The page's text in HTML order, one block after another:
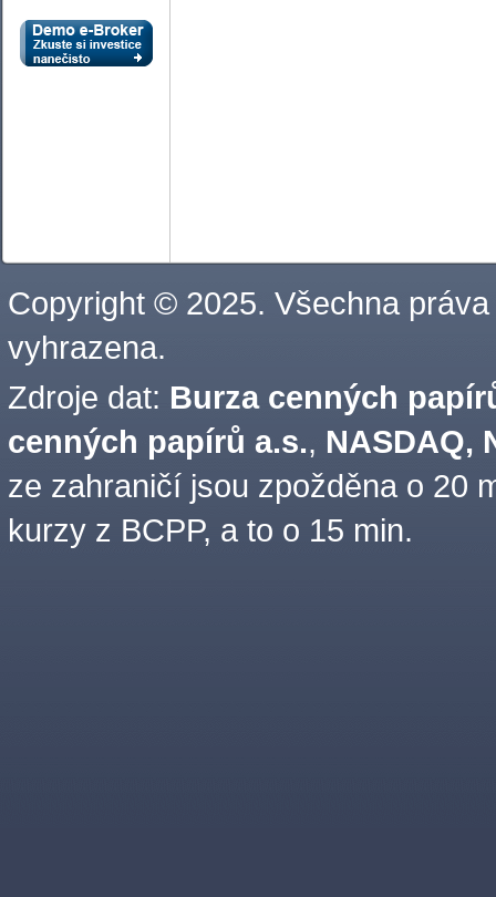
Copyright © 2025. Všechna práva
vyhrazena.
Zdroje dat: Burza cenných
cenných papírů a.s., NASDAQ,
ze zahraničí jsou zpožděna o 20
kurzy z BCPP, a to o 15 min.